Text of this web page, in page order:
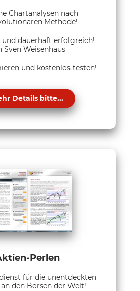
Chartanalysen nach
Methode!
und dauerhaft erfolgreich!
Sven Weisenhaus
und kostenlos testen!
Details bitte...
Perlen
für die unentdeckten
den Börsen der Welt!